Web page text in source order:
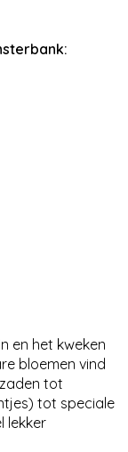
en het kweken
bloemen vind
tot
tot speciale
lekker